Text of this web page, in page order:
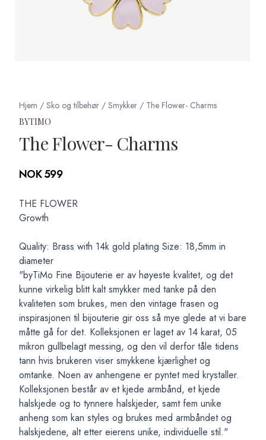
Hjem / Sko og tilbehør / Smykker / The Flower- Charms
BYTIMO
The Flower- Charms
Produktdetaljer
NOK 599
Description
THE FLOWER
Growth
Quality: Brass with 14k gold plating Size: 18,5mm in
diameter
"byTiMo Fine Bijouterie er av høyeste kvalitet, og det
kunne virkelig blitt kalt smykker med tanke på den
kvaliteten som brukes, men den vintage frasen og
inspirasjonen til bijouterie gir oss så mye glede at vi bare
måtte gå for det. Kolleksjonen er laget av 14 karat, 05
mikron gullbelagt messing, og den vil derfor tåle tidens
tann hvis brukeren viser smykkene kjærlighet og
omtanke. Noen av anhengene er pyntet med krystaller.
Kolleksjonen består av et kjede armbånd, et kjede
halskjede og to tynnere halskjeder, samt fem unike
anheng som kan styles og brukes med armbåndet og
halskjedene, alt etter eierens unike, individuelle stil."